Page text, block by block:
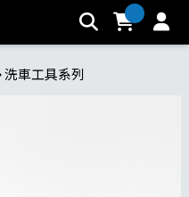
汽車美容材料
洗車工具系列